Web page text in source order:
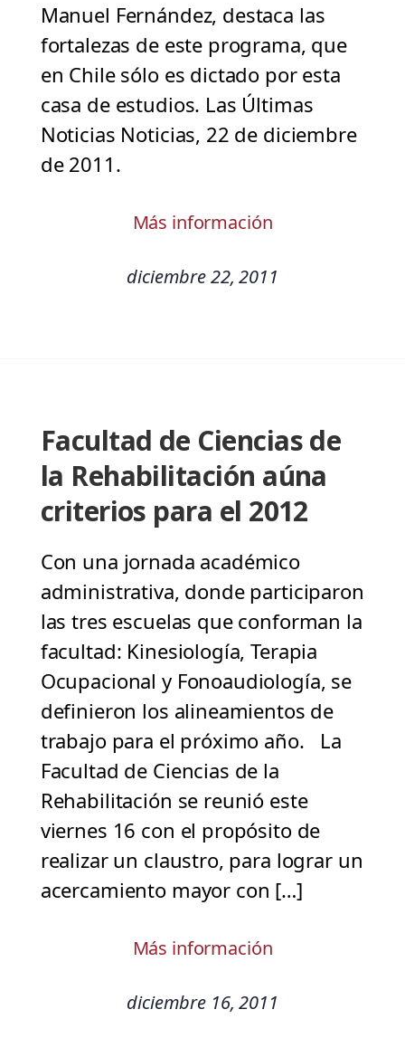
Manuel Fernández, destaca las
fortalezas de este programa, que
en Chile sólo es dictado por esta
casa de estudios. Las Últimas
Noticias Noticias, 22 de diciembre
de 2011.
Más información
diciembre 22, 2011
Facultad de Ciencias de
la Rehabilitación aúna
criterios para el 2012
Con una jornada académico
administrativa, donde participaron
las tres escuelas que conforman la
facultad: Kinesiología, Terapia
Ocupacional y Fonoaudiología, se
definieron los alineamientos de
trabajo para el próximo año. La
Facultad de Ciencias de la
Rehabilitación se reunió este
viernes 16 con el propósito de
realizar un claustro, para lograr un
acercamiento mayor con […]
Más información
diciembre 16, 2011